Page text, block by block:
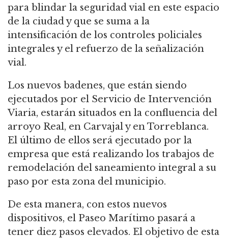
para blindar la seguridad vial en este espacio
de la ciudad y que se suma a la
intensificación de los controles policiales
integrales y el refuerzo de la señalización
vial.
Los nuevos badenes, que están siendo
ejecutados por el Servicio de Intervención
Viaria, estarán situados en la confluencia del
arroyo Real, en Carvajal y en Torreblanca.
El último de ellos será ejecutado por la
empresa que está realizando los trabajos de
remodelación del saneamiento integral a su
paso por esta zona del municipio.
De esta manera, con estos nuevos
dispositivos, el Paseo Marítimo pasará a
tener diez pasos elevados. El objetivo de esta